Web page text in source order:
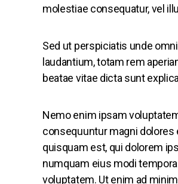
molestiae consequatur, vel
Sed ut perspiciatis unde
laudantium, totam rem
beatae vitae dicta sunt
Nemo enim ipsam
consequuntur magni
quisquam est, qui dolorem
numquam eius modi
voluptatem. Ut enim ad